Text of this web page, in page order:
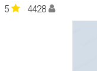
5 4428